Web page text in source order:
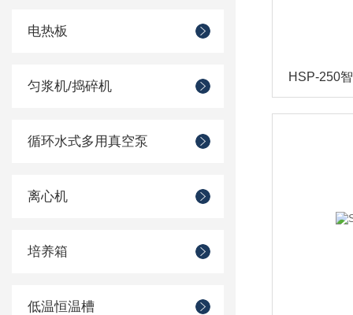
电热板
匀浆机/捣碎机
循环水式多用真空泵
离心机
培养箱
低温恒温槽
HSP-250